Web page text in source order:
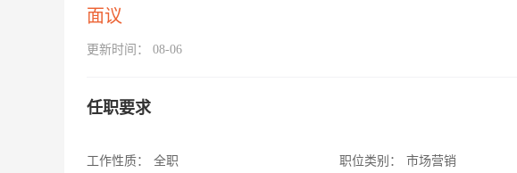
面议
更新时间： 08-06
任职要求
工作性质：
全职
职位类别：
市场营销